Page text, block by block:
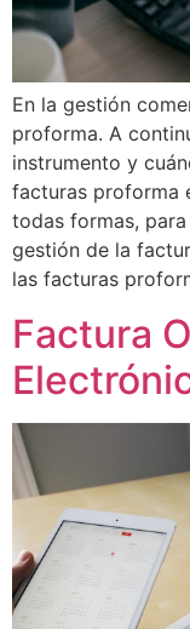
En la gestión
proforma. A
instrumento y
facturas proforma
todas formas,
gestión de la
las facturas
Factura